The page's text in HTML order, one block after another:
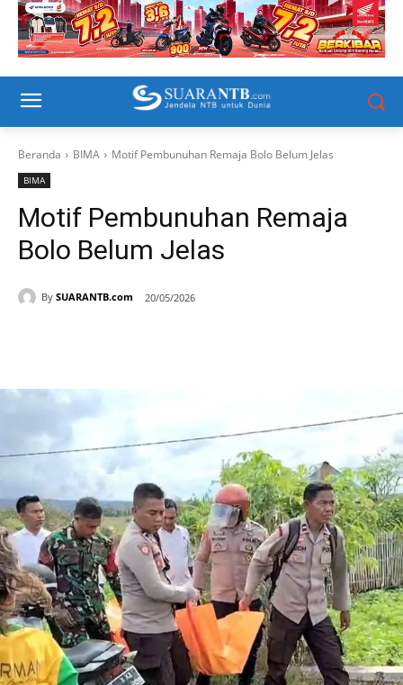
Beranda BIMA Motif Pembunuhan Remaja Bolo Belum Jelas
BIMA
Motif Pembunuhan Remaja
Bolo Belum Jelas
By SUARANTB.com 20/05/2026